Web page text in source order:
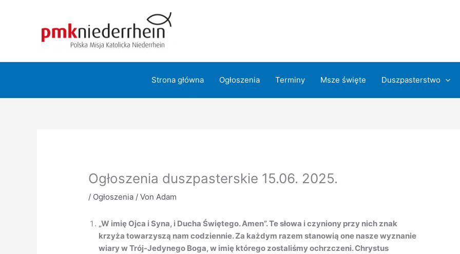
Strona główna Ogłoszenia Terminy Msze święte Duszpasterstwo
Ogłoszenia duszpasterskie 15.06. 2025.
/ Ogłoszenia / VonAdam
„W imię Ojca i Syna, i Ducha Świętego. Amen”. Te słowa i czyniony przy nich znak
krzyża towarzyszą nam codziennie. Za każdym razem stanowią one nasze wyznanie
wiary w Trój-Jedynego Boga, w imię którego zostaliśmy ochrzczeni. Chrystus